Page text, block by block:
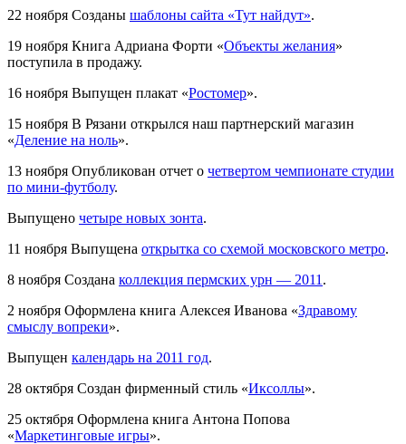
22 ноября Созданы шаблоны сайта «Тут найдут».
19 ноября Книга Адриана Форти «Объекты желания»
поступила в продажу.
16 ноября Выпущен плакат «Ростомер».
15 ноября В Рязани открылся наш партнерский магазин
«Деление на ноль».
13 ноября Опубликован отчет о четвертом чемпионате студии
по мини-футболу.
Выпущено четыре новых зонта.
11 ноября Выпущена открытка со схемой московского метро.
8 ноября Создана коллекция пермских урн — 2011 .
2 ноября Оформлена книга Алексея Иванова «Здравому
смыслу вопреки».
Выпущен календарь на 2011 год.
28 октября Создан фирменный стиль «Иксоллы».
25 октября Оформлена книга Антона Попова
«Маркетинговые игры».